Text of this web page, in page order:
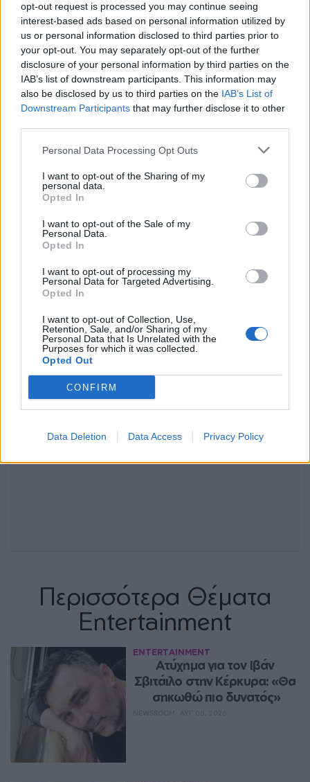
opt-out request is processed you may continue seeing
interest-based ads based on personal information utilized by
us or personal information disclosed to third parties prior to
your opt-out. You may separately opt-out of the further
disclosure of your personal information by third parties on the
IAB’s list of downstream participants. This information may
also be disclosed by us to third parties on the IAB’s List of
Downstream Participants that may further disclose it to other
Personal Data Processing Opt Outs
I want to opt-out of the Sharing of my
personal data.
Opted In
I want to opt-out of the Sale of my
Personal Data.
Opted In
I want to opt-out of processing my
Personal Data for Targeted Advertising.
Opted In
I want to opt-out of Collection, Use,
Retention, Sale, and/or Sharing of my
Personal Data that Is Unrelated with the
Purposes for which it was collected.
Opted Out
CONFIRM
Data Deletion Data Access Privacy Policy
Ακολουθήστε το Pink.gr στοGoogle Newsκαι
μάθετε πρώτοιτα πιο hot νέα.
Ακολουθήστε το Pink.gr και στο
Περισσότερα Θέματα
Entertainment
ENTERTAINMENT
Ατύχημα για τον Ιβάν
Σβιτάιλο στην Κέρκυρα: «Θα
σηκωθώ πιο δυνατός»